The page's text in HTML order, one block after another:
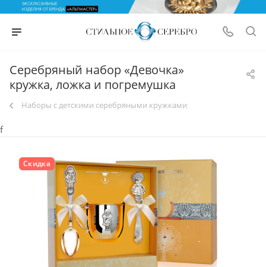
Серебряный набор «Девочка»
кружка, ложка и погремушка
Наборы с детскими серебряными кружками
f
Скидка